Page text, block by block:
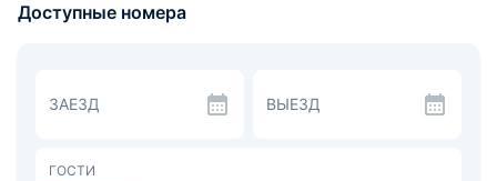
хорошего отдыха: современной мебелью, техникой,
Пообедать и поужинать постояльцы могут в ресторане
отеля, либо в хинкальной и кафетерии поблизости.
Доступные номера
ЗАЕЗД ВЫЕЗД
ГОСТИ